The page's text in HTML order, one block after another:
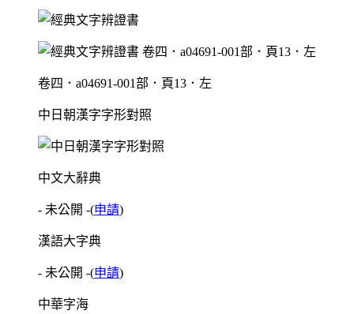
卷四．a04691-001部．頁13．左
中日朝漢字字形對照
中文大辭典
- 未公開 -(申請)
漢語大字典
- 未公開 -(申請)
中華字海